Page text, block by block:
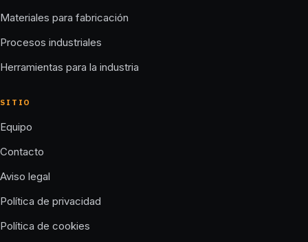
Materiales para fabricación
Procesos industriales
Herramientas para la industria
SITIO
Equipo
Contacto
Aviso legal
Política de privacidad
Política de cookies